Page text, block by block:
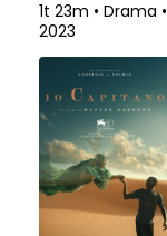
1t 23m • Drama •
2023